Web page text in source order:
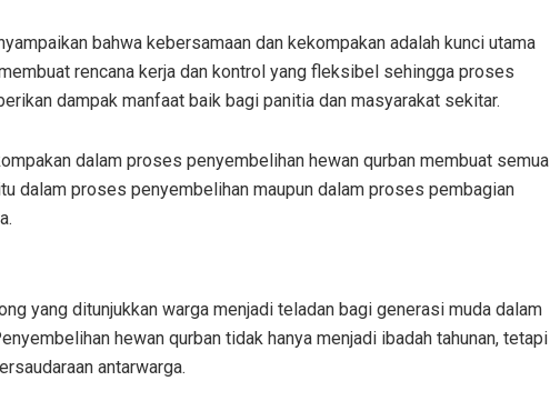
bahwa kebersamaan dan kekompakan adalah kunci utama
rencana kerja dan kontrol yang fleksibel sehingga proses
dampak manfaat baik bagi panitia dan masyarakat sekitar.
dalam proses penyembelihan hewan qurban membuat semua
dalam proses penyembelihan maupun dalam proses pembagian
yang ditunjukkan warga menjadi teladan bagi generasi muda dalam
hewan qurban tidak hanya menjadi ibadah tahunan, tetapi
antarwarga.